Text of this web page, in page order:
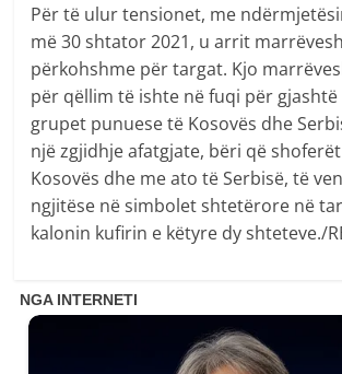
Për të ulur tensionet, me
më 30 shtator 2021, u arrit
përkohshme për targat. Kjo
për qëllim të ishte në fuqi për
grupet punuese të Kosovës dhe
një zgjidhje afatgjate, bëri që
Kosovës dhe me ato të Serbisë, të
ngjitëse në simbolet shtetërore në
kalonin kufirin e këtyre dy shteteve./